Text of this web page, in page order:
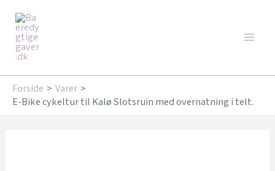
indholdet
Forside
Varer
E-Bike cykeltur til Kalø Slotsruin med overnatning i telt.